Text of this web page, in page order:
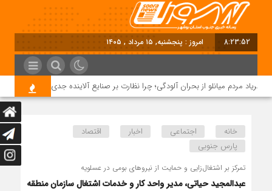
8:23:52 امروز : پنجشنبه, ۱۵ مرداد , ۱۴۰۵
فریاد مردم میانلو از بحران آلودگی؛ چرا نظارت بر صنایع آلاینده جدی نیست؟
خانه اجتماعی اخبار
اقتصاد
پارس جنوبی
تمرکز بر اشتغال‌زایی و حمایت از نیروهای بومی در عسلویه
عبدالمجید حیاتی، مدیر واحد کار و خدمات اشتغال سازمان منطقه